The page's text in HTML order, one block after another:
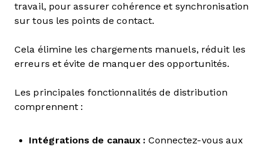
travail, pour assurer cohérence et synchronisation
sur tous les points de contact.
Cela élimine les chargements manuels, réduit les
erreurs et évite de manquer des opportunités.
Les principales fonctionnalités de distribution
comprennent :
Intégrations de canaux : Connectez-vous aux